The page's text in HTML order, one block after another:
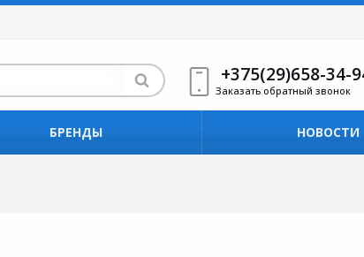
+375(29)658-34-
Заказать обратный звонок
БРЕНДЫ НОВОСТИ